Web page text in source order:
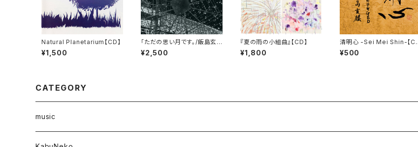
Natural Planetarium【CD】
¥1,500
「ただの思い月です。/飯島玄
麒」 【CD】
¥2,500
『夏の雨の小組曲』【CD】
¥1,800
清明心 -Sei Mei Shin-【C
D】
¥500
CATEGORY
music